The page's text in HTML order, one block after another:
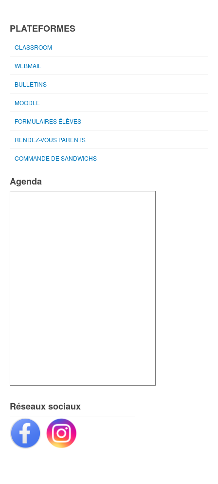
PLATEFORMES
CLASSROOM
WEBMAIL
BULLETINS
MOODLE
FORMULAIRES ÉLÈVES
RENDEZ-VOUS PARENTS
COMMANDE DE SANDWICHS
Agenda
Réseaux sociaux